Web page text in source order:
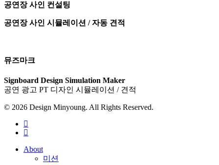
공연장 사인 컨설팅
공연장 사인 시뮬레이션 / 자동 견적
뮤즈마크
Signboard Design Simulation Maker
공연 광고 PT 디자인 시뮬레이션 / 견적
© 2026 Design Minyoung. All Rights Reserved.
youtube
instagram
Close
About
미션